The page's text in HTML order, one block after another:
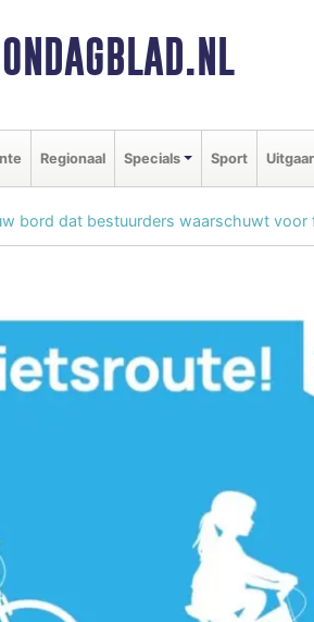
Regionaal Specials Sport
bord dat bestuurders waarschuwt